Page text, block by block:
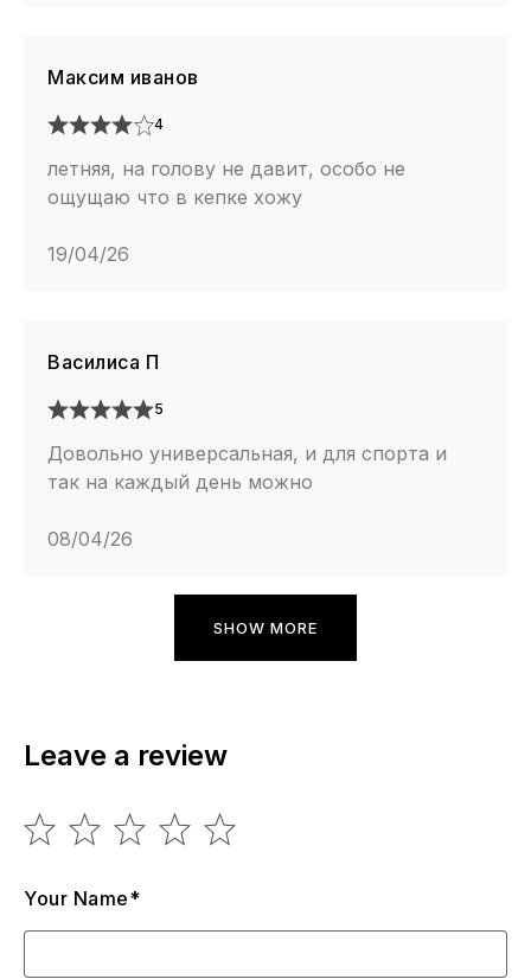
Максим иванов
4
летняя, на голову не давит, особо не
ощущаю что в кепке хожу
19/04/26
Василиса П
5
Довольно универсальная, и для спорта и
так на каждый день можно
08/04/26
SHOW MORE
Leave a review
Your Name*